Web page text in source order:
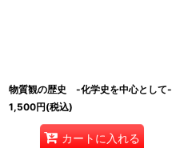
物質観の歴史 -化学史を中心として-
1,500円(税込)
カートに入れる